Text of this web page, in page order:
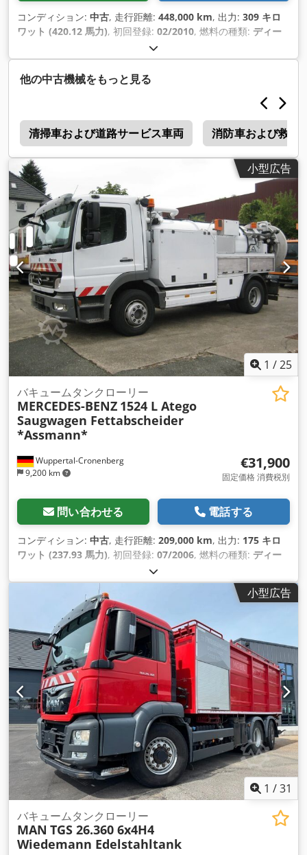
コンディション: 中古, 走行距離: 448,000 km, 出力: 309 キロ
ワット (420.12 馬力), 初回登録: 02/2010, 燃料の種類: ディー
27,500 kg（キログラム）
青, 変速方式:オートマチック, 排出クラス:ユーロ5, 製造年:
2010, 装備:ABS（アンチロック・ブレーキ・システム）, エア
コン, パーキングヒーター
他の中古機械をもっと見る
清掃車および道路サービス車両 消防車および救急
小型広告
1 /25
Wuppertal-Cronenberg
9,200 km
バキュームタンクローリー
MERCEDES-BENZ 1524 L Atego
Saugwagen Fettabscheider
*Assmann*
€31,900
固定価格 消費税別
問い合わせる 電話する
コンディション: 中古, 走行距離: 209,000 km, 出力: 175 キロ
ワット (237.93 馬力), 初回登録: 07/2006, 燃料の種類: ディー
15,000 kg（キログラム）
回検査（TÜV）:08/2027, 色:白色, 変速方式:オートマチック,
ユーロ4, 全長: 2,450 mm, 全高:
, 積載スペース容量:4 m³
ABS（アンチロック・ブレーキ・システム）, すすフィルター,
エアコン, パーキングヒーター
小型広告
1 /31
バキュームタンクローリー
MAN TGS 26.360 6x4H4
Wiedemann Edelstahltank